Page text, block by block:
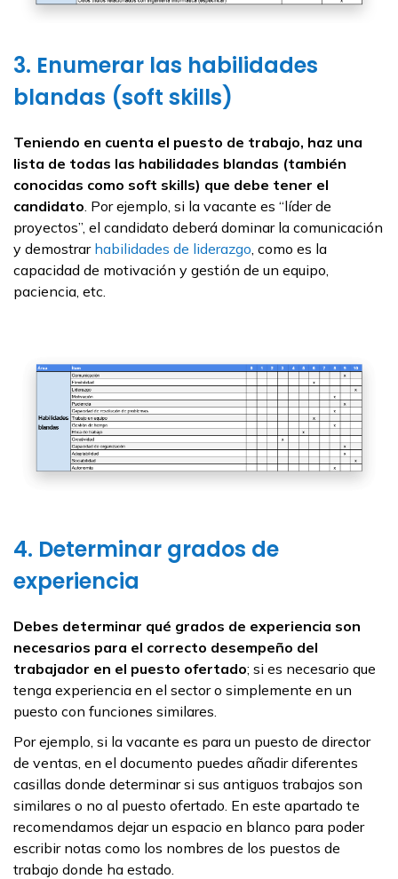
3. Enumerar las habilidades
blandas (soft skills)
Teniendo en cuenta el puesto de trabajo, haz una
lista de todas las habilidades blandas (también
conocidas como soft skills) que debe tener el
candidato . Por ejemplo, si la vacante es “líder de
proyectos”, el candidato deberá dominar la comunicación
y demostrar habilidades de liderazgo , como es la
capacidad de motivación y gestión de un equipo,
paciencia, etc.
4. Determinar grados de
experiencia
Debes determinar qué grados de experiencia son
necesarios para el correcto desempeño del
trabajador en el puesto ofertado; si es necesario que
tenga experiencia en el sector o simplemente en un
puesto con funciones similares.
Por ejemplo, si la vacante es para un puesto de director
de ventas, en el documento puedes añadir diferentes
casillas donde determinar si sus antiguos trabajos son
similares o no al puesto ofertado. En este apartado te
recomendamos dejar un espacio en blanco para poder
escribir notas como los nombres de los puestos de
trabajo donde ha estado.